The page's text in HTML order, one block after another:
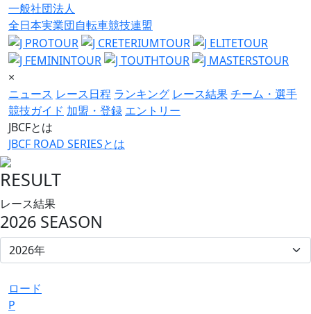
一般社団法人
全日本実業団自転車競技連盟
×
ニュース レース日程 ランキング レース結果チーム・選手
競技ガイド 加盟・登録 エントリー
JBCFとは
JBCF ROAD SERIESとは
RESULT
レース結果
2026 SEASON
ロード
P